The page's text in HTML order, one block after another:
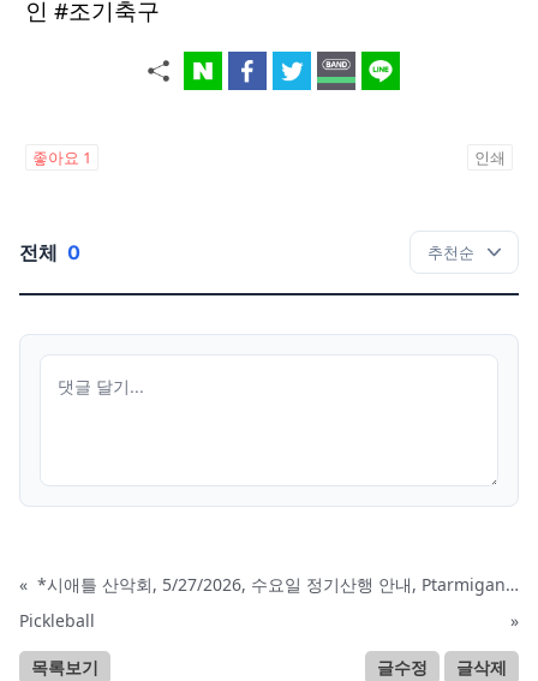
인 #조기축구
좋아요 1 인쇄
전체 0
«
*시애틀 산악회, 5/27/2026, 수요일 정기산행 안내, Ptarmigan Ridge*
Pickleball
»
목록보기 글수정 글삭제